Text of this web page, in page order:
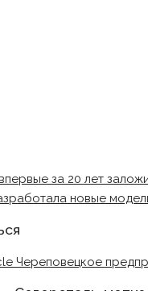
за 20 лет
новые